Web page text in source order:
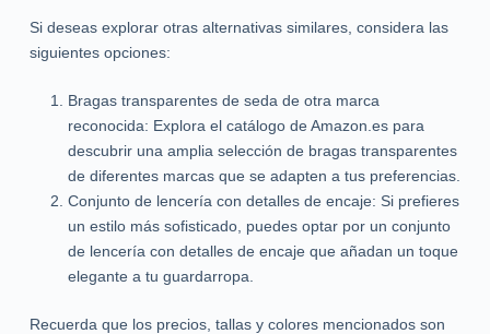
Si deseas explorar otras alternativas similares, considera las
siguientes opciones:
Bragas transparentes de seda de otra marca
reconocida: Explora el catálogo de Amazon.es para
descubrir una amplia selección de bragas transparentes
de diferentes marcas que se adapten a tus preferencias.
Conjunto de lencería con detalles de encaje: Si prefieres
un estilo más sofisticado, puedes optar por un conjunto
de lencería con detalles de encaje que añadan un toque
elegante a tu guardarropa.
Recuerda que los precios, tallas y colores mencionados son